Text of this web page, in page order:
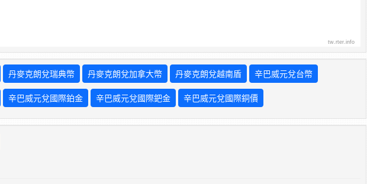
tw.rter.info
丹麥克朗兌瑞典幣 丹麥克朗兌加拿大幣 丹麥克朗兌越南盾 辛巴威元兌台幣
辛巴威元兌國際鉑金 辛巴威元兌國際鈀金 辛巴威元兌國際銅價